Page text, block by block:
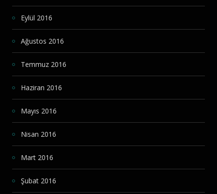
Eylül 2016
Ağustos 2016
Temmuz 2016
Haziran 2016
Mayıs 2016
Nisan 2016
Mart 2016
Şubat 2016